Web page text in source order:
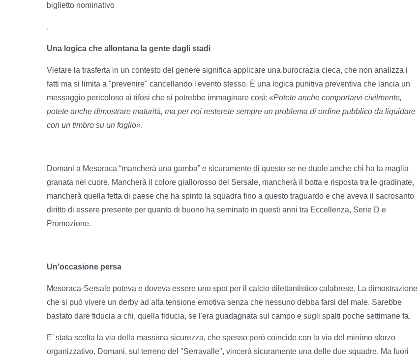
biglietto nominativo
.
Una logica che allontana la gente dagli stadi
Vietare la trasferta in un contesto del genere significa applicare una burocrazia cieca, che non analizza i
fatti ma si limita a "prevenire" cancellando l'evento stesso. È una logica punitiva preventiva che lancia un
messaggio pericoloso ai tifosi che si potrebbe immaginare così: «Potete anche comportarvi civilmente,
potete anche dimostrare maturità, ma per noi resterete sempre un problema di ordine pubblico da liquidare
con un timbro su un foglio».
Domani a Mesoraca “mancherà una gamba” e sicuramente di questo se ne duole anche chi ha la maglia
granata nel cuore. Mancherà il colore giallorosso del Sersale, mancherà il botta e risposta tra le gradinate,
mancherà quella fetta di paese che ha spinto la squadra fino a questo traguardo e che aveva il sacrosanto
diritto di essere presente per quanto di buono ha seminato in questi anni tra Eccellenza, Serie D e
Promozione.
Un'occasione persa
Mesoraca-Sersale poteva e doveva essere uno spot per il calcio dilettantistico calabrese. La dimostrazione
che si può vivere un derby ad alta tensione emotiva senza che nessuno debba farsi del male. Sarebbe
bastato dare fiducia a chi, quella fiducia, se l'era guadagnata sul campo e sugli spalti poche settimane fa.
E’ stata scelta la via della massima sicurezza, che spesso però coincide con la via del minimo sforzo
organizzativo. Domani, sul terreno del "Serravalle", vincerà sicuramente una delle due squadre. Ma fuori